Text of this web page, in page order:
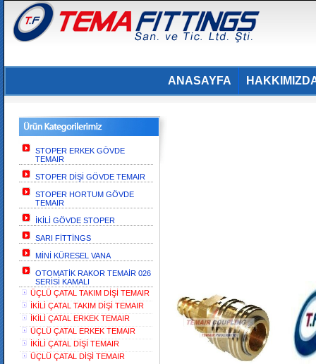
ANASAYFA
STOPER ERKEK GÖVDE
TEMAIR
STOPER DİŞİ GÖVDE TEMAIR
STOPER HORTUM GÖVDE
TEMAIR
İKİLİ GÖVDE STOPER
SARI FİTTİNGS
MİNİ KÜRESEL VANA
OTOMATİK RAKOR TEMAİR 026
SERİSİ KAMALI
ÜÇLÜ ÇATAL TAKIM DİŞİ TEMAIR
İKİLİ ÇATAL TAKIM DİŞİ TEMAIR
İKİLİ ÇATAL ERKEK TEMAIR
ÜÇLÜ ÇATAL ERKEK TEMAIR
İKİLİ ÇATAL DİŞİ TEMAIR
ÜÇLÜ ÇATAL DİŞİ TEMAIR